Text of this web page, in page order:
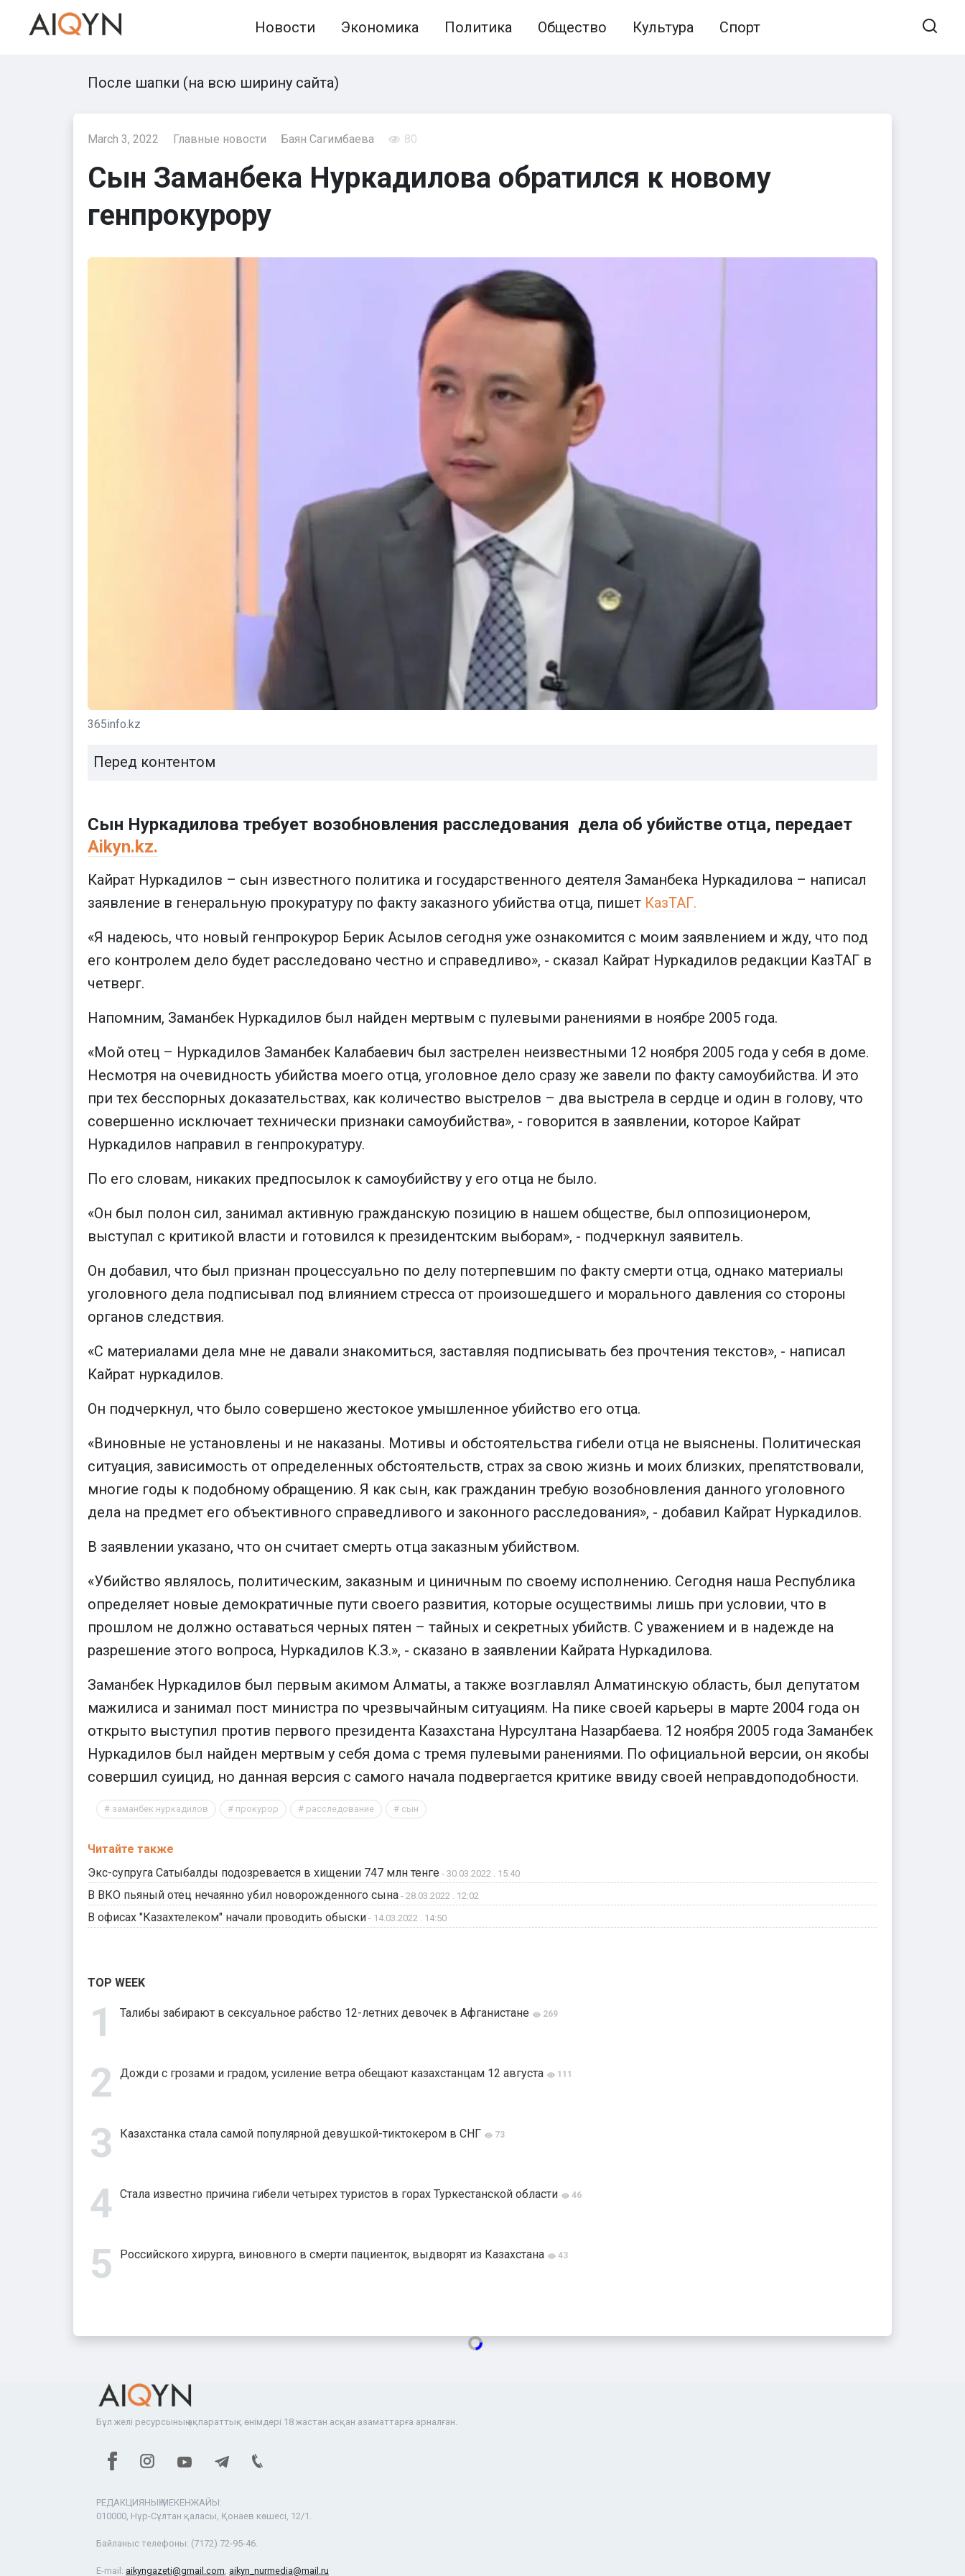
Новости Экономика Политика Общество Культура Спорт
После шапки (на всю ширину сайта)
March 3, 2022 Главные новости Баян Сагимбаева 80
Сын Заманбека Нуркадилова обратился к новому
генпрокурору
365info.kz
Перед контентом
Сын Нуркадилова требует возобновления расследования дела об убийстве отца, передает
Aikyn.kz.
Кайрат Нуркадилов – сын известного политика и государственного деятеля Заманбека Нуркадилова – написал
заявление в генеральную прокуратуру по факту заказного убийства отца, пишет КазТАГ.
«Я надеюсь, что новый генпрокурор Берик Асылов сегодня уже ознакомится с моим заявлением и жду, что под
его контролем дело будет расследовано честно и справедливо», - сказал Кайрат Нуркадилов редакции КазТАГ в
четверг.
Напомним, Заманбек Нуркадилов был найден мертвым с пулевыми ранениями в ноябре 2005 года.
«Мой отец – Нуркадилов Заманбек Калабаевич был застрелен неизвестными 12 ноября 2005 года у себя в доме.
Несмотря на очевидность убийства моего отца, уголовное дело сразу же завели по факту самоубийства. И это
при тех бесспорных доказательствах, как количество выстрелов – два выстрела в сердце и один в голову, что
совершенно исключает технически признаки самоубийства», - говорится в заявлении, которое Кайрат
Нуркадилов направил в генпрокуратуру.
По его словам, никаких предпосылок к самоубийству у его отца не было.
«Он был полон сил, занимал активную гражданскую позицию в нашем обществе, был оппозиционером,
выступал с критикой власти и готовился к президентским выборам», - подчеркнул заявитель.
Он добавил, что был признан процессуально по делу потерпевшим по факту смерти отца, однако материалы
уголовного дела подписывал под влиянием стресса от произошедшего и морального давления со стороны
органов следствия.
«С материалами дела мне не давали знакомиться, заставляя подписывать без прочтения текстов», - написал
Кайрат нуркадилов.
Он подчеркнул, что было совершено жестокое умышленное убийство его отца.
«Виновные не установлены и не наказаны. Мотивы и обстоятельства гибели отца не выяснены. Политическая
ситуация, зависимость от определенных обстоятельств, страх за свою жизнь и моих близких, препятствовали,
многие годы к подобному обращению. Я как сын, как гражданин требую возобновления данного уголовного
дела на предмет его объективного справедливого и законного расследования», - добавил Кайрат Нуркадилов.
В заявлении указано, что он считает смерть отца заказным убийством.
«Убийство являлось, политическим, заказным и циничным по своему исполнению. Сегодня наша Республика
определяет новые демократичные пути своего развития, которые осуществимы лишь при условии, что в
прошлом не должно оставаться черных пятен – тайных и секретных убийств. С уважением и в надежде на
разрешение этого вопроса, Нуркадилов К.З.», - сказано в заявлении Кайрата Нуркадилова.
Заманбек Нуркадилов был первым акимом Алматы, а также возглавлял Алматинскую область, был депутатом
мажилиса и занимал пост министра по чрезвычайным ситуациям. На пике своей карьеры в марте 2004 года он
открыто выступил против первого президента Казахстана Нурсултана Назарбаева. 12 ноября 2005 года Заманбек
Нуркадилов был найден мертвым у себя дома с тремя пулевыми ранениями. По официальной версии, он якобы
совершил суицид, но данная версия с самого начала подвергается критике ввиду своей неправдоподобности.
заманбек нуркадилов прокурор расследование сын
Читайте также
Экс-супруга Сатыбалды подозревается в хищении 747 млн тенге - 30.03.2022 . 15:40
В ВКО пьяный отец нечаянно убил новорожденного сына - 28.03.2022 . 12:02
В офисах "Казахтелеком" начали проводить обыски - 14.03.2022 . 14:50
TOP WEEK
Талибы забирают в сексуальное рабство 12-летних девочек в Афганистане 269
Дожди с грозами и градом, усиление ветра обещают казахстанцам 12 августа 111
Казахстанка стала самой популярной девушкой-тиктокером в СНГ 73
Стала известно причина гибели четырех туристов в горах Туркестанской области 46
Российского хирурга, виновного в смерти пациенток, выдворят из Казахстана 43
Бұл желі ресурсының ақпараттық өнімдері 18 жастан асқан азаматтарға арналған.
РЕДАКЦИЯНЫҢ МЕКЕНЖАЙЫ:
010000, Нұр-Сұлтан қаласы, Қонаев көшесі, 12/1.
Байланыс телефоны: (7172) 72-95-46.
E-mail: aikyngazeti@gmail.com aikyn_nurmedia@mail.ru